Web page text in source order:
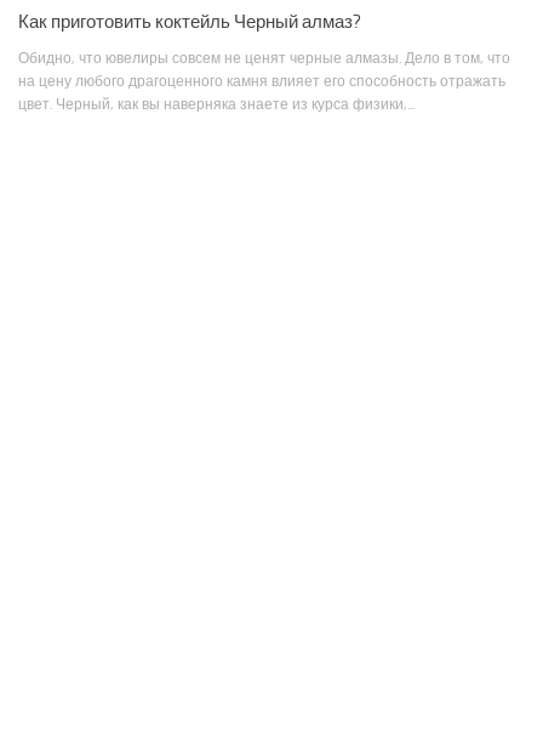
Как приготовить коктейль Черный алмаз?
Обидно, что ювелиры совсем не ценят черные алмазы. Дело в том, что
на цену любого драгоценного камня влияет его способность отражать
цвет. Черный, как вы наверняка знаете из курса физики,...